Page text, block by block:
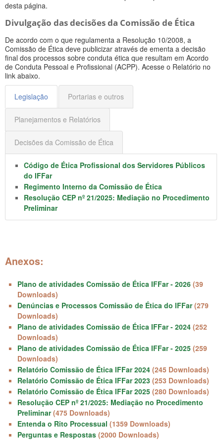
desta página.
Divulgação das decisões da Comissão de Ética
De acordo com o que regulamenta a Resolução 10/2008, a
Comissão de Ética deve publicizar através de ementa a decisão
final dos processos sobre conduta ética que resultam em Acordo
de Conduta Pessoal e Profissional (ACPP). Acesse o Relatório no
link abaixo.
Legislação Portarias e outros
Planejamentos e Relatórios
Decisões da Comissão de Ética
Código de Ética Profissional dos Servidores Públicos
do IFFar
Regimento Interno da Comissão de Ética
Resolução CEP nº 21/2025: Mediação no Procedimento
Preliminar
Anexos:
Plano de atividades Comissão de Ética IFFar - 2026 (39
Downloads)
Denúncias e Processos Comissão de Ética do IFFar(279
Downloads)
Plano de atividades Comissão de Ética IFFar - 2024 (252
Downloads)
Plano de atividades Comissão de Ética IFFar - 2025 (259
Downloads)
Relatório Comissão de Ética IFFar 2024 (245 Downloads)
Relatório Comissão de Ética IFFar 2023 (253 Downloads)
Relatório Comissão de Ética IFFar 2025 (280 Downloads)
Resolução CEP nº 21/2025: Mediação no Procedimento
Preliminar (475 Downloads)
Entenda o Rito Processual (1359 Downloads)
Perguntas e Respostas (2000 Downloads)